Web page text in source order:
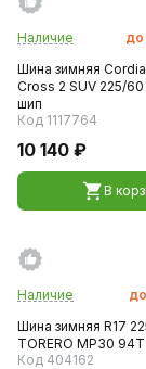
Наличие до
Шина зимняя
Cross 2 SUV 225/60
шип
Код 1117764
10 140 ₽
В
Наличие до
Шина зимняя R17
TORERO MP30 94T
Код 404162